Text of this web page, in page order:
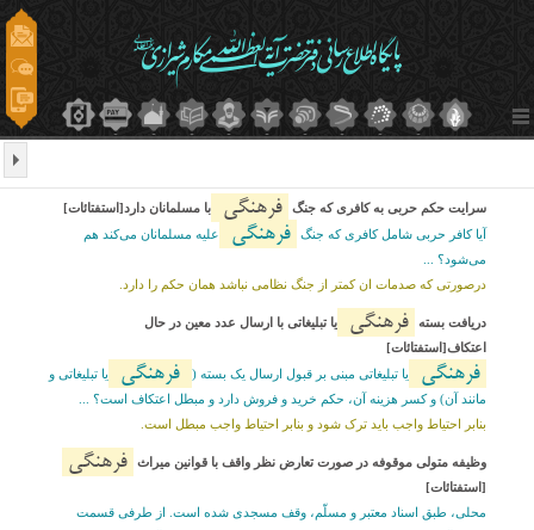
سرایت حکم حربی به کافری که جنگ فرهنگی
با مسلمانان دارد[استفتائات]
آیا کافر حربی شامل کافری که جنگ
فرهنگی
علیه مسلمانان می‌کند هم
می‌شود؟ ...
درصورتی که صدمات ان کمتر از جنگ نظامی نباشد همان حکم را دارد.
دریافت بسته فرهنگی
یا تبلیغاتی با ارسال عدد معین در حال
اعتکاف[استفتائات]
فرهنگی یا تبلیغاتی مبنی بر قبول ارسال یک بسته ( فرهنگی
یا تبلیغاتی و
مانند آن) و کسر هزینه آن، حکم خرید و فروش دارد و مبطل اعتکاف است؟ ...
بنابر احتیاط واجب باید ترک شود و بنابر احتیاط واجب مبطل است.
وظیفه متولی موقوفه در صورت تعارض نظر واقف با قوانین میراث فرهنگی
[استفتائات]
محلی، طبق اسناد معتبر و مسلّم، وقف مسجدى شده است. از طرفى قسمت